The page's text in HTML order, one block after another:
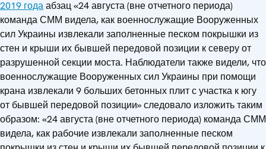
2019 годаабзац «24 августа (вне отчетного периода)
команда СММ видела, как военнослужащие Вооруженных
сил Украины извлекали заполненные песком покрышки из
стен и крыши их бывшей передовой позиции к северу от
разрушенной секции моста. Наблюдатели также видели, что
военнослужащие Вооруженных сил Украины при помощи
крана извлекали 9 больших бетонных плит с участка к югу
от бывшей передовой позиции» следовало изложить таким
образом: «24 августа (вне отчетного периода) команда СММ
видела, как рабочие извлекали заполненные песком